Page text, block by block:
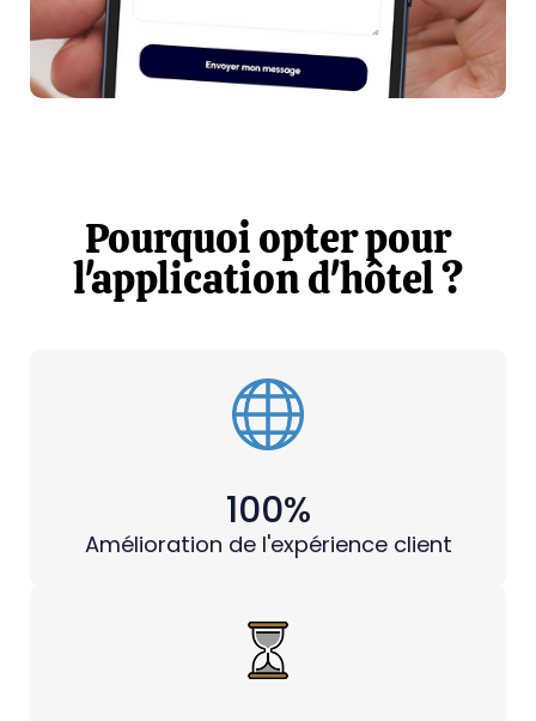
Pourquoi opter pour
l'application d'hôtel ?
100%
Amélioration de l'expérience client